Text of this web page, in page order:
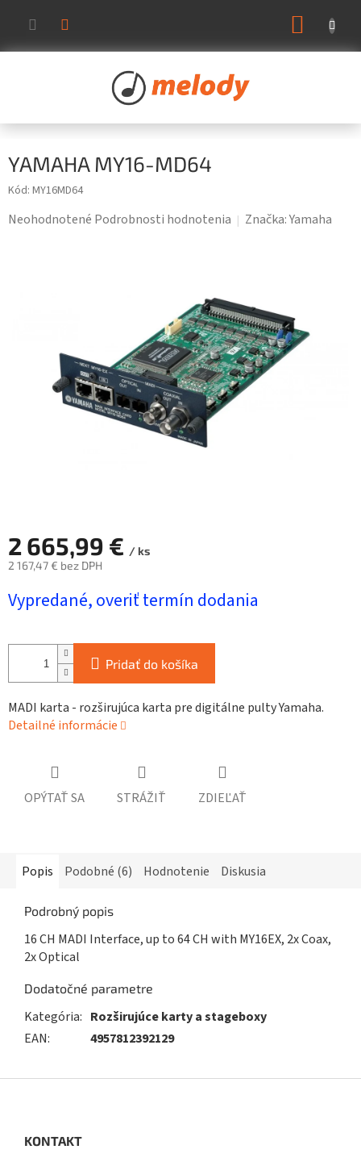
obsah
YAMAHA MY16-MD64
Kód: MY16MD64
Priemerné
Neohodnotené Podrobnosti hodnotenia Značka:Yamaha
2 665,99 € / ks
2 167,47 € bez DPH
cena:
Vypredané, overiť termín dodania
Pridať do košíka
MADI karta - rozširujúca karta pre digitálne pulty Yamaha.
Detailné informácie
OPÝTAŤ SA STRÁŽIŤ ZDIEĽAŤ
Popis Podobné (6) Hodnotenie Diskusia
Podrobný popis
16 CH MADI Interface, up to 64 CH with MY16EX, 2x Coax,
2x Optical
Dodatočné parametre
Kategória: Rozširujúce karty a stageboxy
EAN: 4957812392129
KONTAKT